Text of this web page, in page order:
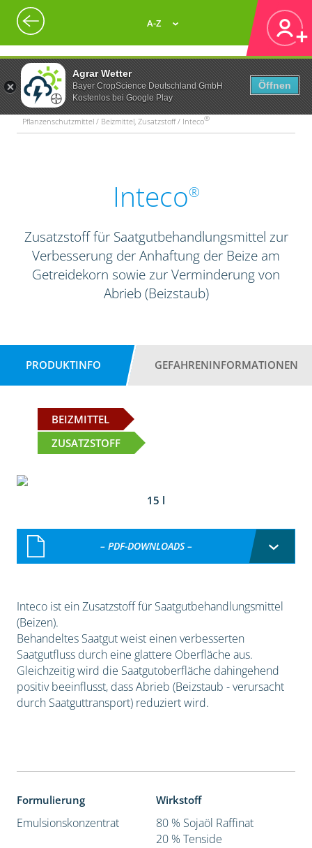
Agrar Wetter
Bayer CropScience Deutschland GmbH
Kostenlos bei Google Play
Öffnen
A-Z
Pflanzenschutzmittel / Beizmittel, Zusatzstoff / Inteco®
Inteco®
Zusatzstoff für Saatgutbehandlungsmittel zur
Verbesserung der Anhaftung der Beize am
Getreidekorn sowie zur Verminderung von
Abrieb (Beizstaub)
PRODUKTINFO GEFAHRENINFORMATIONEN
BEIZMITTEL
ZUSATZSTOFF
15 l
– PDF-DOWNLOADS –
Inteco ist ein Zusatzstoff für Saatgutbehandlungsmittel
(Beizen).
Behandeltes Saatgut weist einen verbesserten
Saatgutfluss durch eine glattere Oberfläche aus.
Gleichzeitig wird die Saatgutoberfläche dahingehend
positiv beeinflusst, dass Abrieb (Beizstaub - verursacht
durch Saatguttransport) reduziert wird.
Formulierung
Emulsionskonzentrat
Wirkstoff
80 % Sojaöl Raffinat
20 % Tenside